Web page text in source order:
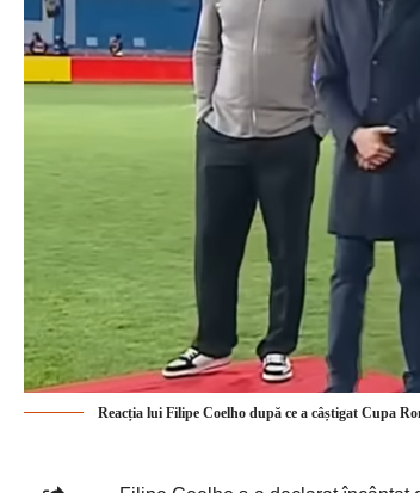
Reacția lui Filipe Coelho după ce a câștigat Cupa